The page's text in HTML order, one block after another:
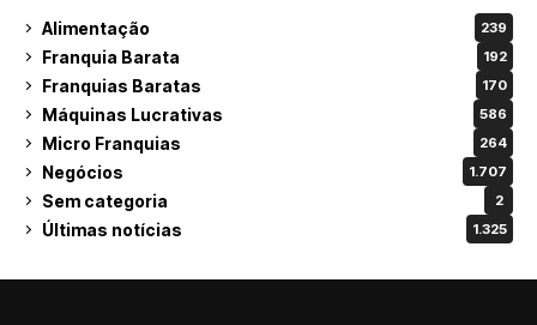
Alimentação 239
Franquia Barata 192
Franquias Baratas 170
Máquinas Lucrativas 586
Micro Franquias 264
Negócios 1.707
Sem categoria 2
Últimas notícias 1.325